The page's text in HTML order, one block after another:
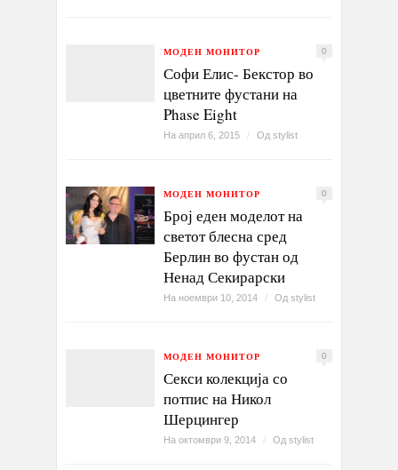
МОДЕН МОНИТОР 0
Софи Елис- Бекстор во
цветните фустани на
Phase Eight
На април 6, 2015 / Од stylist
МОДЕН МОНИТОР 0
Број еден моделот на
светот блесна сред
Берлин во фустан од
Ненад Секирарски
На ноември 10, 2014 / Од stylist
МОДЕН МОНИТОР 0
Секси колекција со
потпис на Никол
Шерцингер
На октомври 9, 2014 / Од stylist